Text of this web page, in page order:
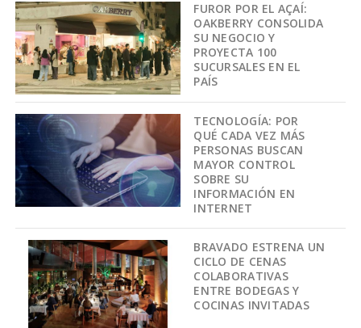
FUROR POR EL AÇAÍ:
OAKBERRY CONSOLIDA
SU NEGOCIO Y
PROYECTA 100
SUCURSALES EN EL
PAÍS
TECNOLOGÍA: POR
QUÉ CADA VEZ MÁS
PERSONAS BUSCAN
MAYOR CONTROL
SOBRE SU
INFORMACIÓN EN
INTERNET
BRAVADO ESTRENA UN
CICLO DE CENAS
COLABORATIVAS
ENTRE BODEGAS Y
COCINAS INVITADAS